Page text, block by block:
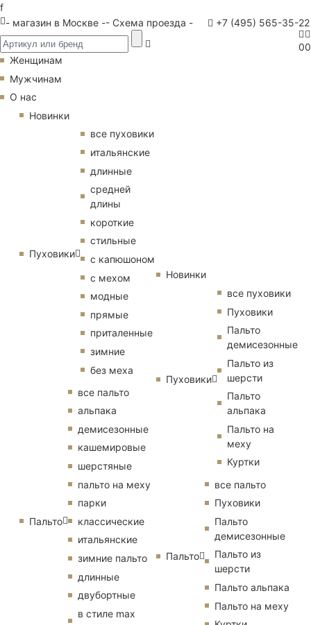
f
- магазин в Москве -- Схема проезда - +7 (495) 565-35-22
00
Женщинам
Мужчинам
О нас
Новинки
Пуховики
все пуховики
итальянские
длинные
средней
длины
короткие
стильные
с капюшоном
с мехом
модные
прямые
приталенные
зимние
без меха
Пальто
все пальто
альпака
демисезонные
кашемировые
шерстяные
пальто на меху
парки
классические
итальянские
зимние пальто
длинные
двубортные
в стиле max
Новинки
Пуховики
все пуховики
Пуховики
Пальто
демисезонные
Пальто из
шерсти
Пальто
альпака
Пальто на
меху
Куртки
Пальто
все пальто
Пуховики
Пальто
демисезонные
Пальто из
шерсти
Пальто альпака
Пальто на меху